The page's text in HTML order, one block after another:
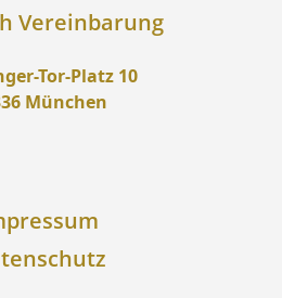
Vereinbarung
Tor-Platz 10
München